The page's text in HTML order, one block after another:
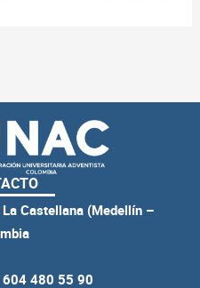
Castellana (Medellín –
604 480 55 90